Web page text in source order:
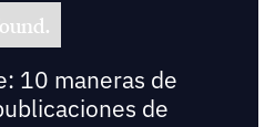
10 maneras de
de